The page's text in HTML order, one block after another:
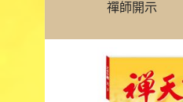
禪師開示